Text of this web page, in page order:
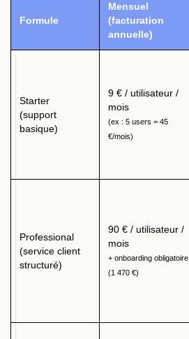
Formule
Mensuel
(facturation
annuelle)
Starter
(support
basique)
9 € / utilisateur /
mois
(ex : 5 users = 45
€/mois)
Professional
(service client
structuré)
90 € / utilisateur /
mois
+ onboarding obligatoire
(1 470 €)